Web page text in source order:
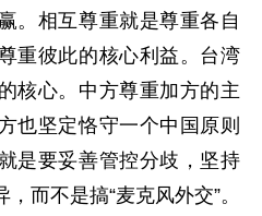
。相互尊重就是尊重各自
重彼此的核心利益。台湾
核心。中方尊重加方的主
也坚定恪守一个中国原则
是要妥善管控分歧，坚持
而不是搞“麦克风外交”。